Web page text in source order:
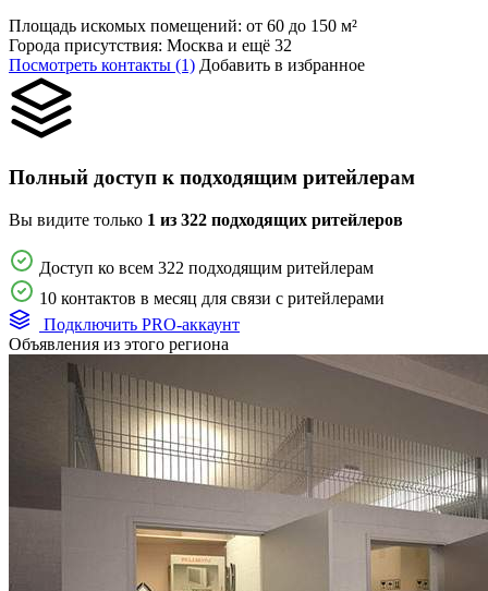
Площадь искомых помещений: от 60 до 150 м²
Города присутствия: Москва и ещё 32
Посмотреть контакты (1) Добавить в избранное
Полный доступ к подходящим ритейлерам
Вы видите только 1 из 322 подходящих ритейлеров
Доступ ко всем 322 подходящим ритейлерам
10 контактов в месяц для связи с ритейлерами
Подключить PRO-аккаунт
Объявления из этого региона